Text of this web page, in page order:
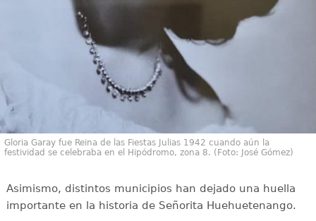
Gloria Garay fue Reina de las Fiestas Julias 1942 cuando aún la
festividad se celebraba en el Hipódromo, zona 8. (Foto: José Gómez)
Asimismo, distintos municipios han dejado una huella
importante en la historia de Señorita Huehuetenango.